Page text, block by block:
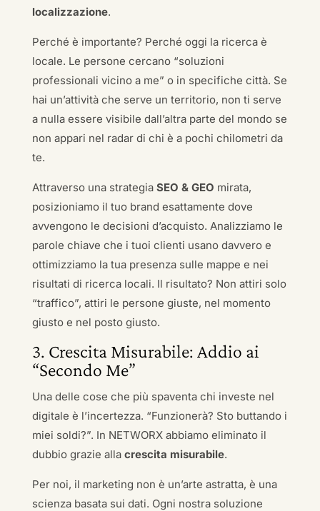
localizzazione.
Perché è importante? Perché oggi la ricerca è
locale. Le persone cercano “soluzioni
professionali vicino a me” o in specifiche città. Se
hai un’attività che serve un territorio, non ti serve
a nulla essere visibile dall’altra parte del mondo se
non appari nel radar di chi è a pochi chilometri da
te.
Attraverso una strategia SEO & GEO mirata,
posizioniamo il tuo brand esattamente dove
avvengono le decisioni d’acquisto. Analizziamo le
parole chiave che i tuoi clienti usano davvero e
ottimizziamo la tua presenza sulle mappe e nei
risultati di ricerca locali. Il risultato? Non attiri solo
“traffico”, attiri le persone giuste, nel momento
giusto e nel posto giusto.
3. Crescita Misurabile: Addio ai
“Secondo Me”
Una delle cose che più spaventa chi investe nel
digitale è l’incertezza. “Funzionerà? Sto buttando i
miei soldi?”. In NETWORX abbiamo eliminato il
dubbio grazie alla crescita misurabile.
Per noi, il marketing non è un’arte astratta, è una
scienza basata sui dati. Ogni nostra soluzione